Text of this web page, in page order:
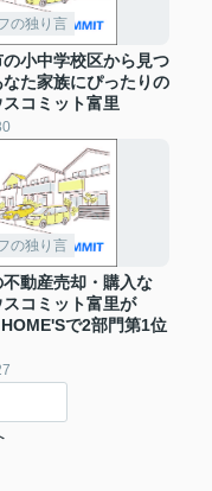
の独り言
の小中学校区から見つ
なた家族にぴったりの
コミット富里
の独り言
動産売却・購入な
スコミット富里が
で2部門第1位